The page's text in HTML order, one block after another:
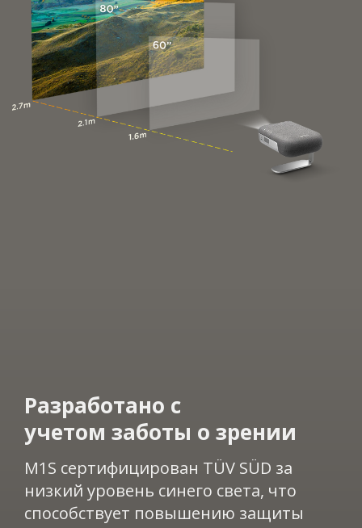
Разработано с
учетом заботы о зрении​​
M1S сертифицирован TÜV SÜD за
низкий уровень синего света, что
способствует повышению защиты